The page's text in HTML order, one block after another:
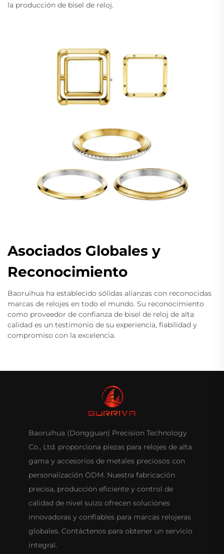
la producción de bisel de reloj.
Asociados Globales y
Reconocimiento
Baoruihua ha establecido sólidas alianzas con reconocidas
marcas de relojes en todo el mundo. Su reconocimiento
como proveedor de confianza de bisel de reloj de alta
calidad es un testimonio de su experiencia, fiabilidad y
compromiso con la excelencia.
Baoruihua (Dongguan) Precision Technology
Co., Ltd. proporciona piezas para relojes de alta
gama y accesorios de metales preciosos con
personalización ODM. Nuestra fabricación
precisa, producción eficiente y control de
calidad de nivel suizo ofrecen soluciones
innovadoras y confiables para marcas relojeras
globales. Contáctenos para obtener un servicio
integral.